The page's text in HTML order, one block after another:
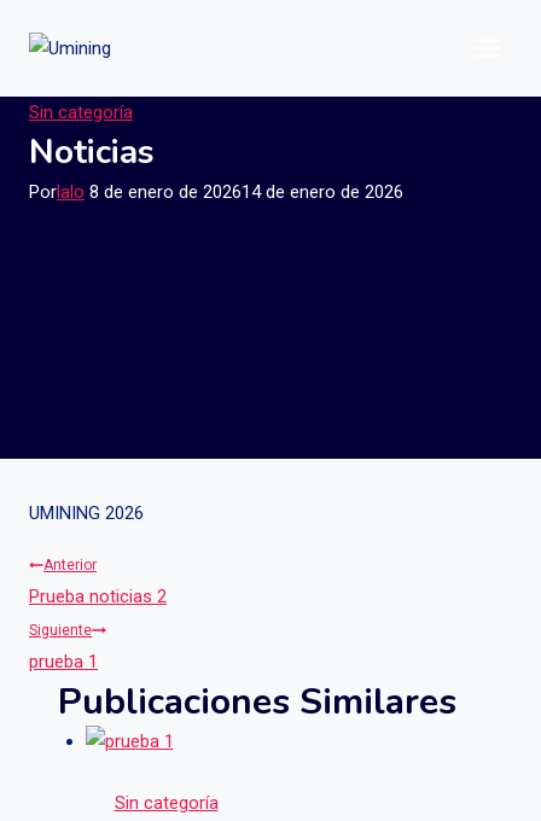
Sin categoría
Noticias
Porlalo 8 de enero de 202614 de enero de 2026
UMINING 2026
Navegación
De
Entradas
Anterior
Prueba noticias 2
Siguiente
prueba 1
Publicaciones Similares
Sin categoría